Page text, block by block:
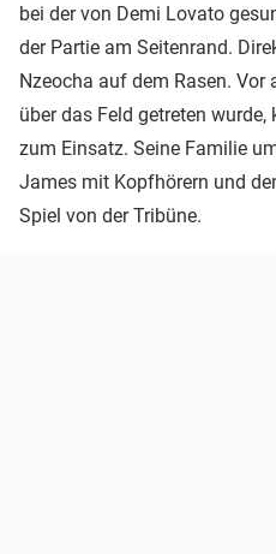
bei der von Demi Lovato
der Partie am Seitenrand.
Nzeocha auf dem Rasen. Vor
über das Feld getreten
zum Einsatz. Seine Familie
James mit Kopfhörern und
Spiel von der Tribüne.